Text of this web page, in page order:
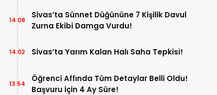
Sivas’ta Sünnet Düğününe 7 Kişilik Davul
Zurna Ekibi Damga Vurdu!
14:08
Sivas’ta Yarım Kalan Halı Saha Tepkisi!
14:02
Öğrenci Affında Tüm Detaylar Belli Oldu!
Başvuru İçin 4 Ay Süre!
13:54